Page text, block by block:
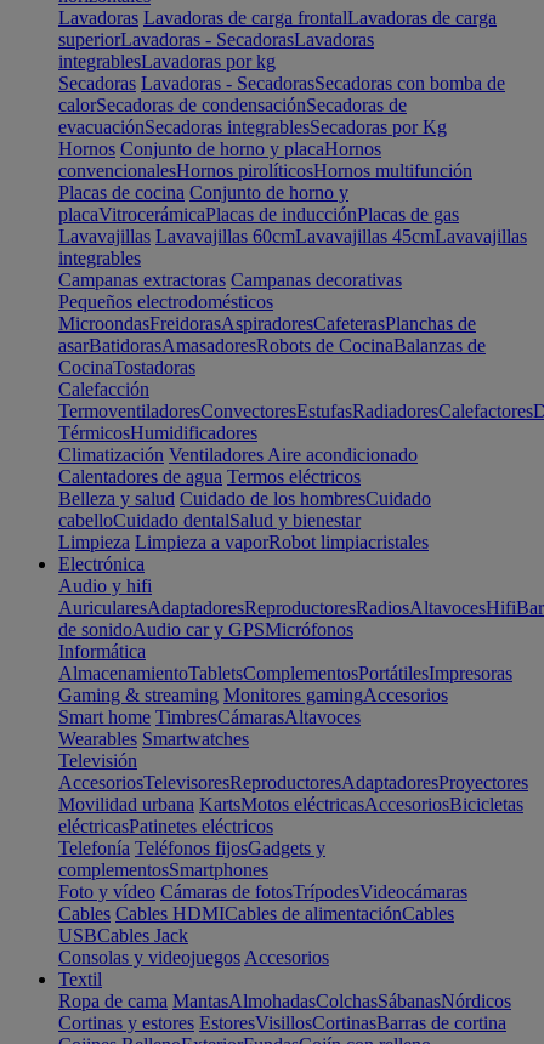
Lavadoras Lavadoras de carga frontalLavadoras de carga
superiorLavadoras - SecadorasLavadoras
integrablesLavadoras por kg
Secadoras Lavadoras - SecadorasSecadoras con bomba de
calorSecadoras de condensaciónSecadoras de
evacuaciónSecadoras integrablesSecadoras por Kg
Hornos Conjunto de horno y placaHornos
convencionalesHornos pirolíticosHornos multifunción
Placas de cocina Conjunto de horno y
placaVitrocerámicaPlacas de inducciónPlacas de gas
Lavavajillas Lavavajillas 60cmLavavajillas 45cmLavavajillas
integrables
Campanas extractoras Campanas decorativas
Pequeños electrodomésticos
MicroondasFreidorasAspiradoresCafeterasPlanchas de
asarBatidorasAmasadoresRobots de CocinaBalanzas de
CocinaTostadoras
Calefacción
TermoventiladoresConvectoresEstufasRadiadoresCalefactores
TérmicosHumidificadores
Climatización Ventiladores Aire acondicionado
Calentadores de agua Termos eléctricos
Belleza y salud Cuidado de los hombresCuidado
cabelloCuidado dentalSalud y bienestar
Limpieza Limpieza a vaporRobot limpiacristales
Electrónica
Audio y hifi
AuricularesAdaptadoresReproductoresRadiosAltavocesHifi
de sonidoAudio car y GPSMicrófonos
Informática
AlmacenamientoTabletsComplementosPortátilesImpresoras
Gaming & streaming Monitores gamingAccesorios
Smart home TimbresCámarasAltavoces
Wearables Smartwatches
Televisión
AccesoriosTelevisoresReproductoresAdaptadoresProyectores
Movilidad urbana KartsMotos eléctricasAccesoriosBicicletas
eléctricasPatinetes eléctricos
Telefonía Teléfonos fijosGadgets y
complementosSmartphones
Foto y vídeo Cámaras de fotosTrípodesVideocámaras
Cables Cables HDMICables de alimentaciónCables
USBCables Jack
Consolas y videojuegos Accesorios
Textil
Ropa de cama MantasAlmohadasColchasSábanasNórdicos
Cortinas y estores EstoresVisillosCortinasBarras de cortina